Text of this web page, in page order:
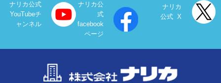
ナリカ公式
YouTubeチ
ャンネル
ナリカ公
式
facebook
ページ
ナリカ
公式 X